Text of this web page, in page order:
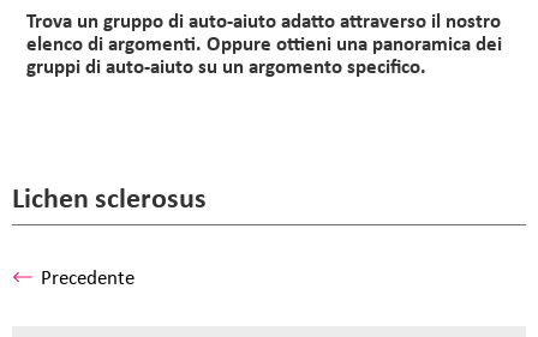
Trova un gruppo di auto-aiuto adatto attraverso il nostro
elenco di argomenti. Oppure ottieni una panoramica dei
gruppi di auto-aiuto su un argomento specifico.
Lichen sclerosus
Precedente